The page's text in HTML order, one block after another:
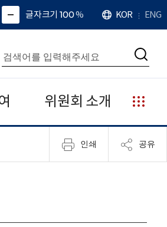
면
소
확
대
치
글자크기 100%
언
어
KOR ENG
통
합
검
색
검
위원회 소개
누
리
집
안
인쇄 공유